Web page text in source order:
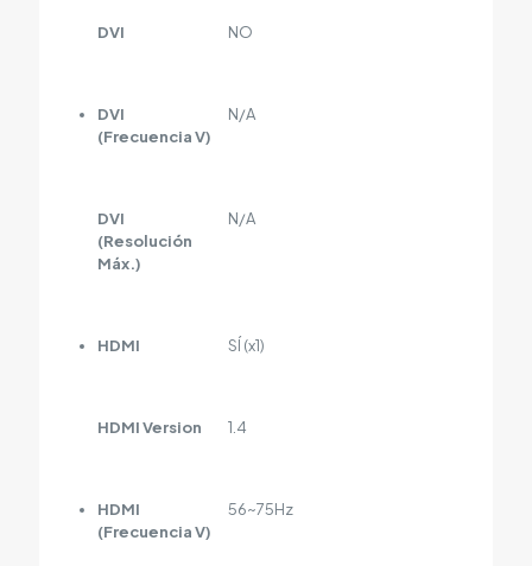
DVI NO
DVI
(Frecuencia V)
N/A
DVI
(Resolución
Máx.)
N/A
HDMI SÍ (x1)
HDMI Version 1.4
HDMI
(Frecuencia V)
56~75Hz